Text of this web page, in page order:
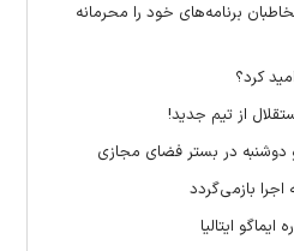
برنامه‌های خود را محرمانه
کرد؟
از تیم جدید!
در بستر فضای مجازی
ایتالیا